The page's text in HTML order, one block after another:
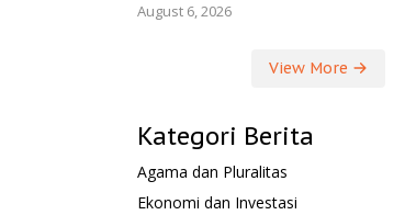
August 6, 2026
View More
Kategori Berita
Agama dan Pluralitas
Ekonomi dan Investasi